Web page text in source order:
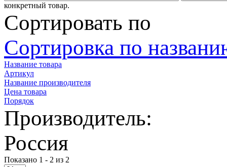
конкретный товар.
Сортировать по
Сортировка по
Название товара
Артикул
Название производителя
Цена товара
Порядок
Производитель:
Россия
Показано 1 - 2 из 2